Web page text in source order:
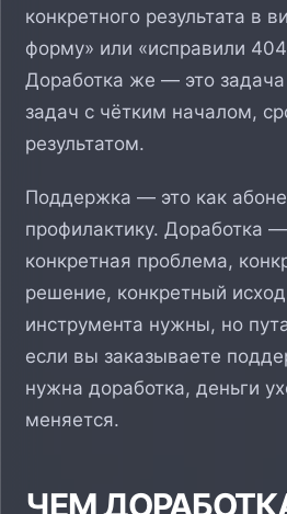
конкретного результата в
форму» или «исправили
Доработка же — это
задач с чётким началом,
результатом.
Поддержка — это как
профилактику. Доработка
конкретная проблема,
решение, конкретный
инструмента нужны, но
если вы заказываете
нужна доработка, деньги
меняется.
ЧЕМ